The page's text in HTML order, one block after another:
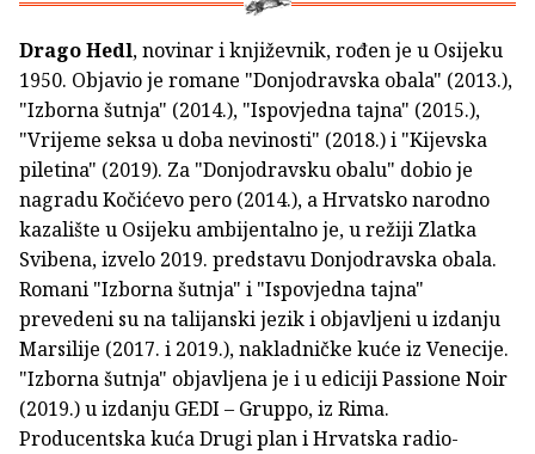
Drago Hedl, novinar i književnik, rođen je u Osijeku
1950. Objavio je romane "Donjodravska obala" (2013.),
"Izborna šutnja" (2014.), "Ispovjedna tajna" (2015.),
"Vrijeme seksa u doba nevinosti" (2018.) i "Kijevska
piletina" (2019). Za "Donjodravsku obalu" dobio je
nagradu Kočićevo pero (2014.), a Hrvatsko narodno
kazalište u Osijeku ambijentalno je, u režiji Zlatka
Svibena, izvelo 2019. predstavu Donjodravska obala.
Romani "Izborna šutnja" i "Ispovjedna tajna"
prevedeni su na talijanski jezik i objavljeni u izdanju
Marsilije (2017. i 2019.), nakladničke kuće iz Venecije.
"Izborna šutnja" objavljena je i u ediciji Passione Noir
(2019.) u izdanju GEDI – Gruppo, iz Rima.
Producentska kuća Drugi plan i Hrvatska radio-